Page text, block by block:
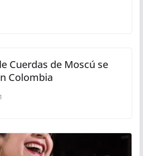
Cuerdas de Moscú se
Colombia